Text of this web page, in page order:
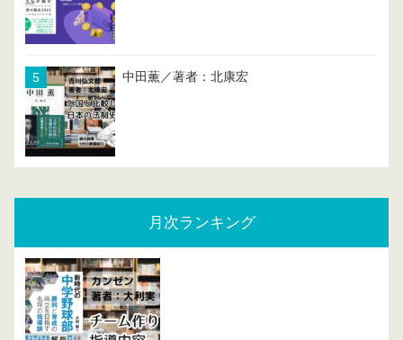
中田薫／著者：北康宏
月次ランキング